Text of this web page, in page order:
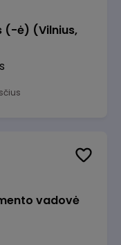
(-ė) (Vilnius,
vadovė